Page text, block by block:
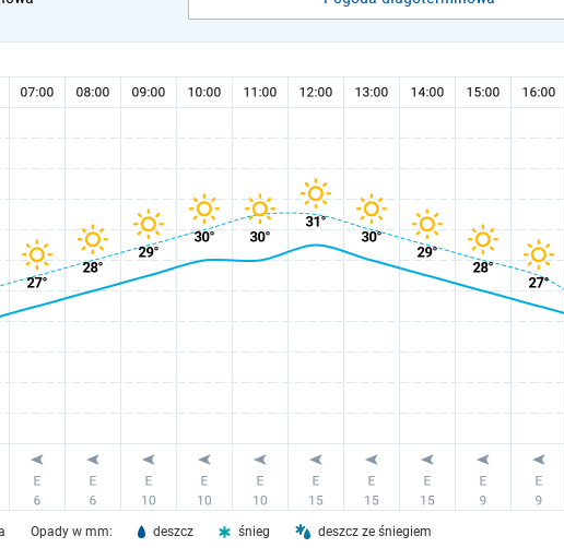
Opady w mm: deszcz śnieg deszcz ze śniegiem